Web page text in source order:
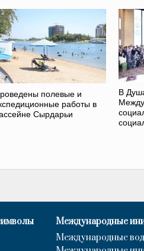
полевые и
работы в
Сырдарьи
В
Международные
Международные